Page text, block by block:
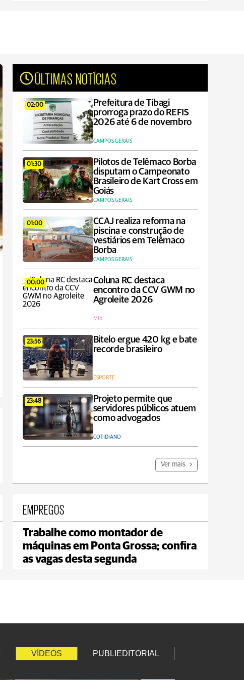
ÚLTIMAS NOTÍCIAS
02:00
Prefeitura de Tibagi
prorroga prazo do REFIS
2026 até 6 de novembro
CAMPOS GERAIS
01:30
Pilotos de Telêmaco Borba
disputam o Campeonato
Brasileiro de Kart Cross em
Goiás
CAMPOS GERAIS
01:00
CCAJ realiza reforma na
piscina e construção de
vestiários em Telêmaco
Borba
CAMPOS GERAIS
00:00
Coluna RC destaca
encontro da CCV GWM no
Agroleite 2026
MIX
23:56
Bitelo ergue 420 kg e bate
recorde brasileiro
ESPORTE
23:48
Projeto permite que
servidores públicos atuem
como advogados
COTIDIANO
Ver mais
Carambeí
max 18°C min 17°C
EMPREGOS
Trabalhe como montador de
máquinas em Ponta Grossa; confira
as vagas desta segunda
VÍDEOS PUBLIEDITORIAL